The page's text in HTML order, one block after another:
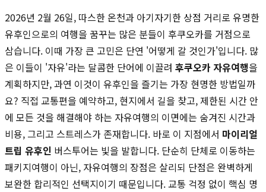
2026년 2월 26일, 따스한 온천과 아기자기한 상점 거리로 유명한
유후인으로의 여행을 꿈꾸는 많은 분들이 후쿠오카를 거점으로
삼습니다. 이때 가장 큰 고민은 단연 '어떻게 갈 것인가'입니다. 많
은 이들이 '자유'라는 달콤한 단어에 이끌려 후쿠오카 자유여행을
계획하지만, 과연 이것이 유후인을 즐기는 가장 현명한 방법일까
요? 직접 교통편을 예약하고, 현지에서 길을 찾고, 제한된 시간 안
에 모든 것을 해결해야 하는 자유여행의 이면에는 숨겨진 시간과
비용, 그리고 스트레스가 존재합니다. 바로 이 지점에서 마이리얼
트립 유후인 버스투어는 빛을 발합니다. 단순히 단체로 이동하는
패키지여행이 아닌, 자유여행의 장점은 살리되 단점은 완벽하게
보완한 합리적인 선택지이기 때문입니다. 교통 걱정 없이 핵심 명